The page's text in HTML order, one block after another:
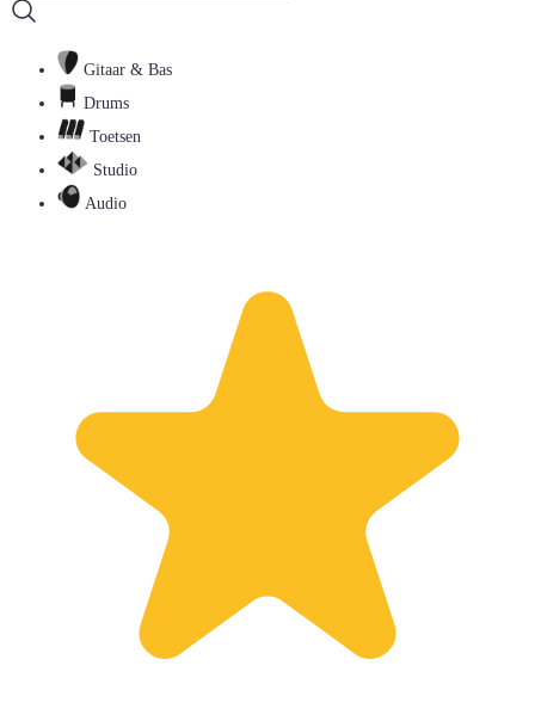
Gitaar & Bas
Drums
Toetsen
Studio
Audio